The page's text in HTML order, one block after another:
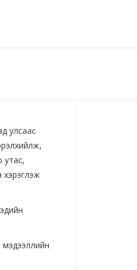
улсаас
утас,
хэрэглэж
мэдээллийн